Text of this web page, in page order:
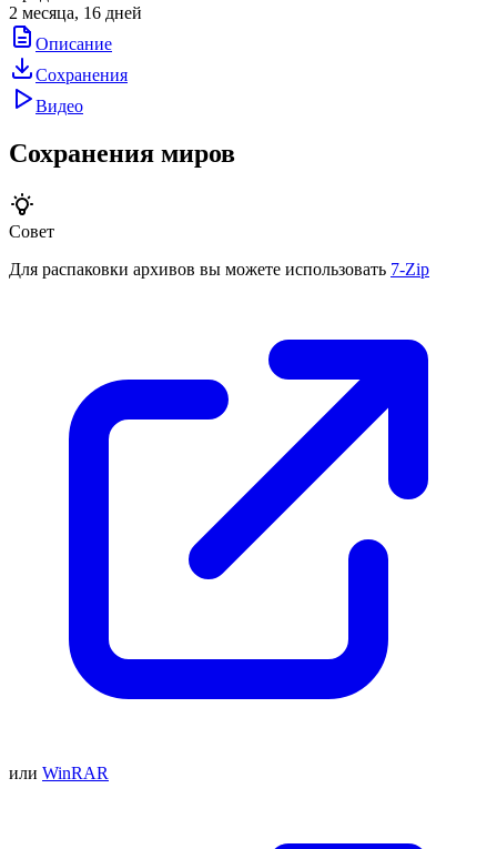
2 месяца, 16 дней
Описание
Сохранения
Видео
Сохранения миров
Совет
Для распаковки архивов вы можете использовать 7-Zip
или WinRAR